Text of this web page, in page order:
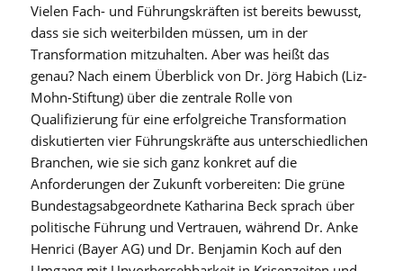
Vielen Fach- und Führungskräften ist bereits bewusst,
dass sie sich weiterbilden müssen, um in der
Transformation mitzuhalten. Aber was heißt das
genau? Nach einem Überblick von Dr. Jörg Habich (Liz-
Mohn-Stiftung) über die zentrale Rolle von
Qualifizierung für eine erfolgreiche Transformation
diskutierten vier Führungskräfte aus unterschiedlichen
Branchen, wie sie sich ganz konkret auf die
Anforderungen der Zukunft vorbereiten: Die grüne
Bundestagsabgeordnete Katharina Beck sprach über
politische Führung und Vertrauen, während Dr. Anke
Henrici (Bayer AG) und Dr. Benjamin Koch auf den